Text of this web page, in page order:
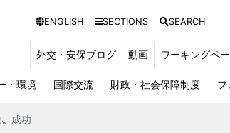
ENGLISH SECTIONS SEARCH
外交・安保ブログ 動画 ワーキングペ
・環境 国際交流 財政・社会保障制度 フ
〟成功